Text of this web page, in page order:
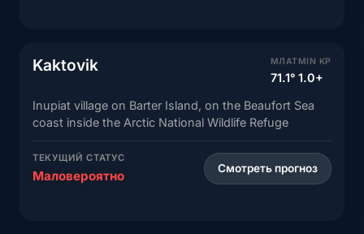
Kaktovik МЛАТ
71.1°
MIN KP
1.0+
Inupiat village on Barter Island, on the Beaufort Sea
coast inside the Arctic National Wildlife Refuge
ТЕКУЩИЙ СТАТУС
Маловероятно Смотреть прогноз